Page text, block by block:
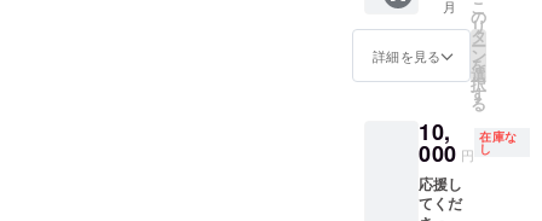
熟した
を送ら
せてい
で多少
の擦れ
や潰れ
が生じ
る場合
やサプ
ライズ
にご利
サイズ
は当店
にある
300～
350ml
ご予
約。 完
成した
いただ
きま
す。(4
名まで)
さら
料込み)
・ポス
トカー
ドにて
心をこ
礼の
メッ
セージ
をいち
ごと一
月
詳細を見る
こ
の
リ
タ
ー
ン
を
選
択
す
る
10,
000 円
在庫な
し
応援し
てくだ